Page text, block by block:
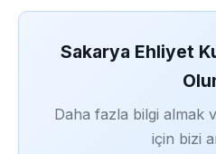
Sakarya Ehliyet
Daha fazla bilgi almak
için bizi